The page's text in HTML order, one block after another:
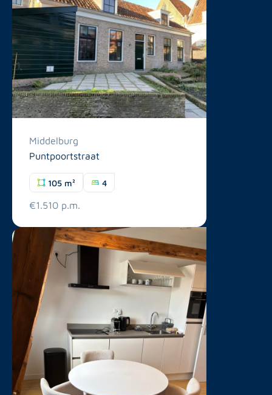
Middelburg
Puntpoortstraat
105 m² 4
€1.510 p.m.